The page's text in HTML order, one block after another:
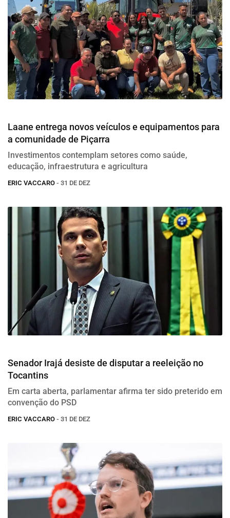
Laane entrega novos veículos e equipamentos para
a comunidade de Piçarra
Investimentos contemplam setores como saúde,
educação, infraestrutura e agricultura
ERIC VACCARO - 31 DE DEZ
Senador Irajá desiste de disputar a reeleição no
Tocantins
Em carta aberta, parlamentar afirma ter sido preterido em
convenção do PSD
ERIC VACCARO - 31 DE DEZ